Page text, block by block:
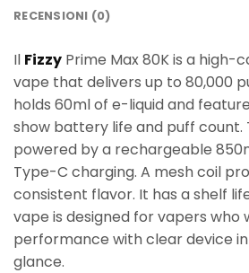
RECENSIONI (0)
Il Fizzy Prime Max 80K is a high-
vape that delivers up to 80,000
holds 60ml of e-liquid and
show battery life and puff count.
powered by a rechargeable
Type-C charging. A mesh coil
consistent flavor. It has a shelf
vape is designed for vapers
performance with clear device
glance.